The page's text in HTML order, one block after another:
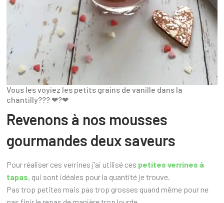
Vous les voyiez les petits grains de vanille dans la
chantilly??? ❤?❤
Revenons à nos mousses
gourmandes deux saveurs
Pour réaliser ces verrines j’ai utilisé ces petites verrines à
tapas, qui sont idéales pour la quantité je trouve.
Pas trop petites mais pas trop grosses quand même pour ne